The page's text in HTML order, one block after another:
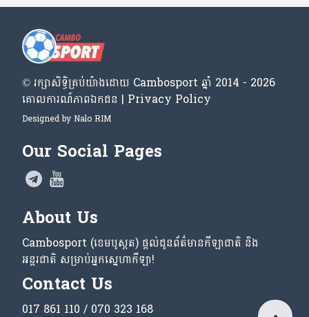
© រក្សា​សិទ្ធិ​គ្រប់​យ៉ាង​ដោយ​ Cambosport ឆ្នាំ 2014 - 2026
គោលការណ៍​ភាព​ឯកជន | Privacy Policy
Designed by Nalo RIM
Our Social Pages
About Us
Cambosport (ខេមបូស្ពត) ផ្តល់ជូនព័ត៌មានកីឡាជាតិ និង
អន្តរជាតិ សម្រាប់អ្នកស្នេហាកីឡា!
Contact Us
017 861 110 / 070 323 168